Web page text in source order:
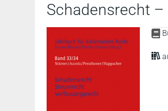
Schadensrecht